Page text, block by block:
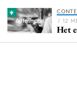
Martech
Media
Merkstrategie
/ 12
Het